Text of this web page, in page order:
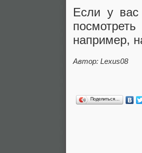
Если у вас
например,
Автор: Lexus08
Поделиться…